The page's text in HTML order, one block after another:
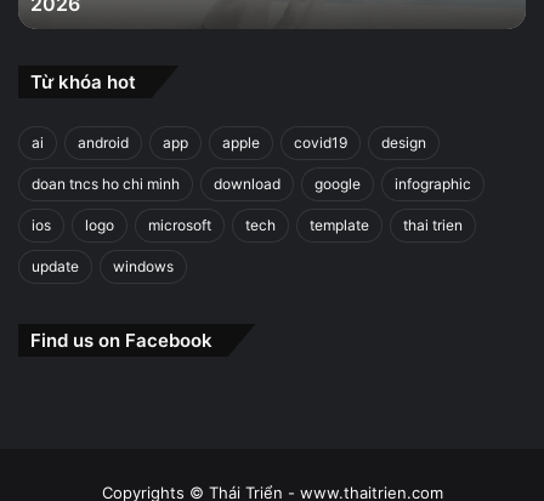
Từ khóa hot
ai android app apple covid19 design
doan tncs ho chi minh download google infographic
ios logo microsoft tech template thai trien
update windows
Find us on Facebook
Copyrights © Thái Triển - www.thaitrien.com